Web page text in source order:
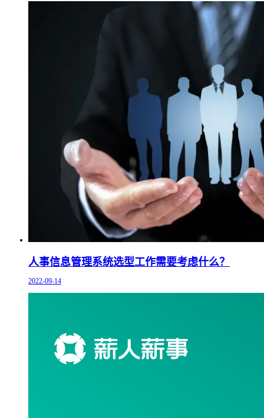
人事信息管理系统选型工作需要考虑什么？
2022-09-14